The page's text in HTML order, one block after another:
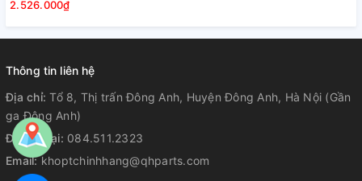
2.526.000₫
Thông tin liên hệ
Địa chỉ:Tổ 8, Thị trấn Đông Anh, Huyện Đông Anh, Hà Nội (Gần
ga Đông Anh)
Điện thoại: 084.511.2323
Email:khoptchinhhang@qhparts.com